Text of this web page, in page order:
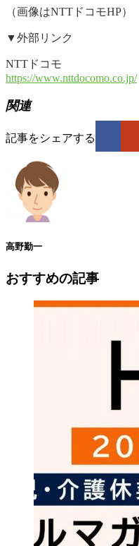
（画像はNTTドコモHP）
▼外部リンク
NTTドコモ
https://www.nttdocomo.co.jp/
関連
記事をシェアする
高野勤一
おすすめの記事